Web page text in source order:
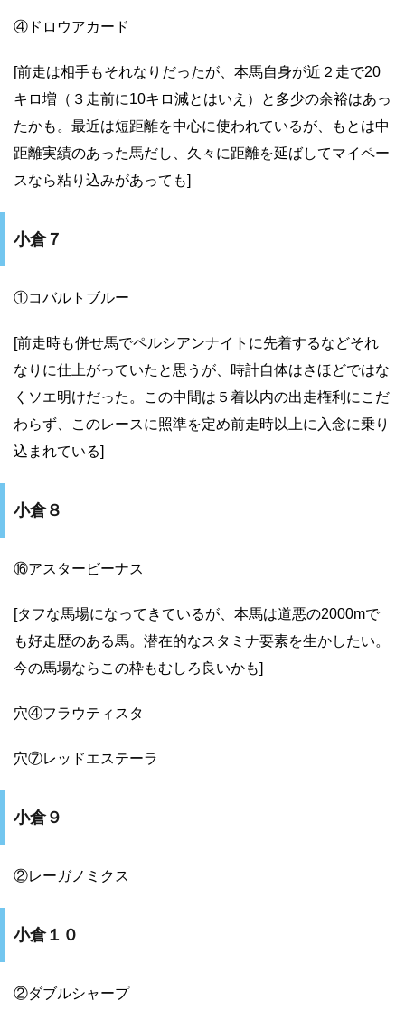
④ドロウアカード
[前走は相手もそれなりだったが、本馬自身が近２走で20
キロ増（３走前に10キロ減とはいえ）と多少の余裕はあっ
たかも。最近は短距離を中心に使われているが、もとは中
距離実績のあった馬だし、久々に距離を延ばしてマイペー
スなら粘り込みがあっても]
小倉７
①コバルトブルー
[前走時も併せ馬でペルシアンナイトに先着するなどそれ
なりに仕上がっていたと思うが、時計自体はさほどではな
くソエ明けだった。この中間は５着以内の出走権利にこだ
わらず、このレースに照準を定め前走時以上に入念に乗り
込まれている]
小倉８
⑯アスタービーナス
[タフな馬場になってきているが、本馬は道悪の2000mで
も好走歴のある馬。潜在的なスタミナ要素を生かしたい。
今の馬場ならこの枠もむしろ良いかも]
穴④フラウティスタ
穴⑦レッドエステーラ
小倉９
②レーガノミクス
小倉１０
②ダブルシャープ